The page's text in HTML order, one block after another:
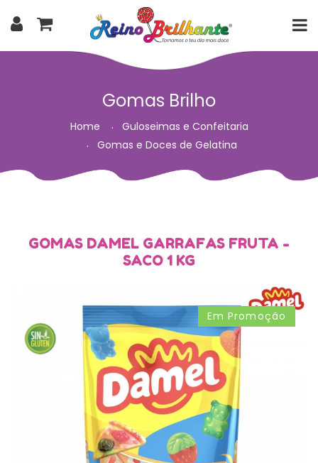
Gomas Brilho
Home
Guloseimas e Confeitaria
Gomas e Doces de Gelatina
GOMAS DAMEL GARRAFAS FRUTA -
SACO 1 KG
Em Promoção